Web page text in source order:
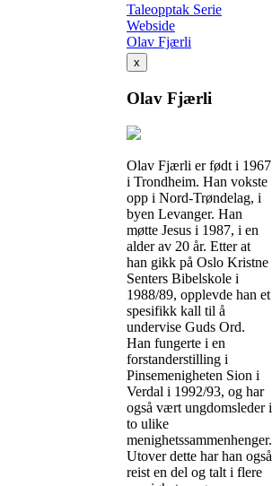
Taleopptak Serie
Webside
Olav Fjærli
x
Olav Fjærli
Olav Fjærli er født i 1967
i Trondheim. Han vokste
opp i Nord-Trøndelag, i
byen Levanger. Han
møtte Jesus i 1987, i en
alder av 20 år. Etter at
han gikk på Oslo Kristne
Senters Bibelskole i
1988/89, opplevde han et
spesifikk kall til å
undervise Guds Ord.
Han fungerte i en
forstanderstilling i
Pinsemenigheten Sion i
Verdal i 1992/93, og har
også vært ungdomsleder i
to ulike
menighetssammenhenger.
Utover dette har han også
reist en del og talt i flere